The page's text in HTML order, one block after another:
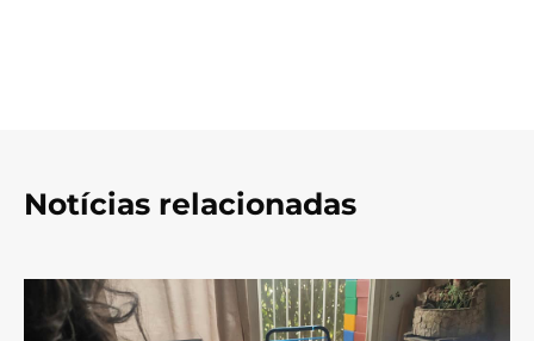
Notícias relacionadas